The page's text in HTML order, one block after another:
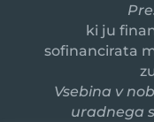
ki ju
sofinancirata
Vsebina v
uradnega